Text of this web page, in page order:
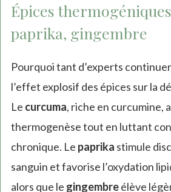
Épices
paprika, gingembre
Pourquoi tant d’experts
l’effet explosif des épices sur la
Le curcuma, riche en curcumine,
thermogenèse tout en luttant
chronique. Le paprika stimule
sanguin et favorise l’oxydation
alors que le gingembreélève